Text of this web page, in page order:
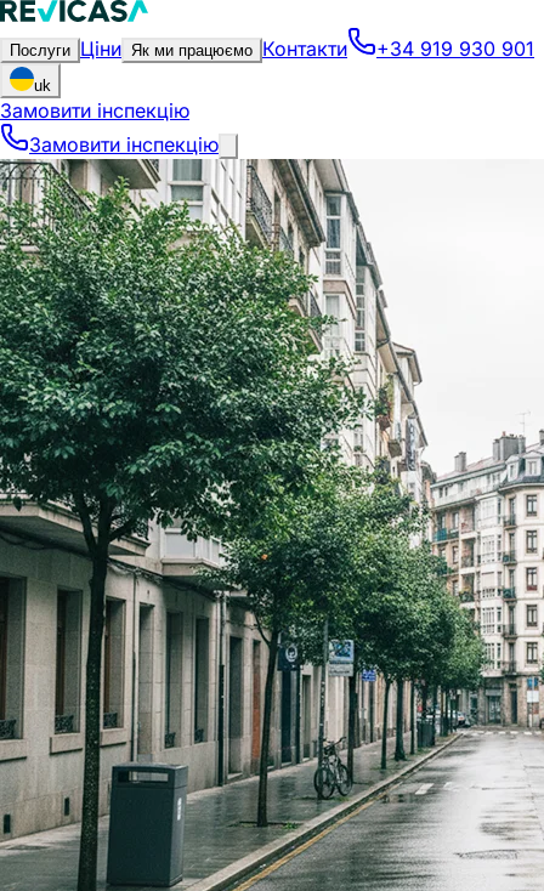
Послуги Ціни Як ми працюємо Контакти +34 919 930 901
uk
Замовити інспекцію
Замовити інспекцію